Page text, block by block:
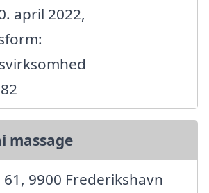
april 2022,
massage
9900 Frederikshavn